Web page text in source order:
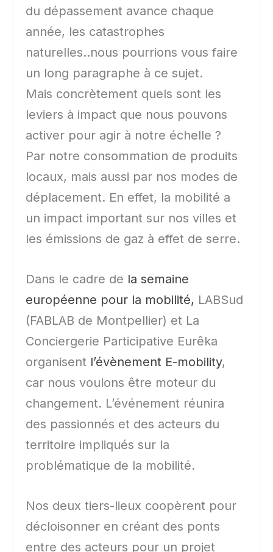
du dépassement avance chaque
année, les catastrophes
naturelles..nous pourrions vous faire
un long paragraphe à ce sujet.
Mais concrètement quels sont les
leviers à impact que nous pouvons
activer pour agir à notre échelle ?
Par notre consommation de produits
locaux, mais aussi par nos modes de
déplacement. En effet, la mobilité a
un impact important sur nos villes et
les émissions de gaz à effet de serre.
Dans le cadre de la semaine
européenne pour la mobilité, LABSud
(FABLAB de Montpellier) et La
Conciergerie Participative Eurêka
organisent l’évènement E-mobility,
car nous voulons être moteur du
changement. L’événement réunira
des passionnés et des acteurs du
territoire impliqués sur la
problématique de la mobilité.
Nos deux tiers-lieux coopèrent pour
décloisonner en créant des ponts
entre des acteurs pour un projet